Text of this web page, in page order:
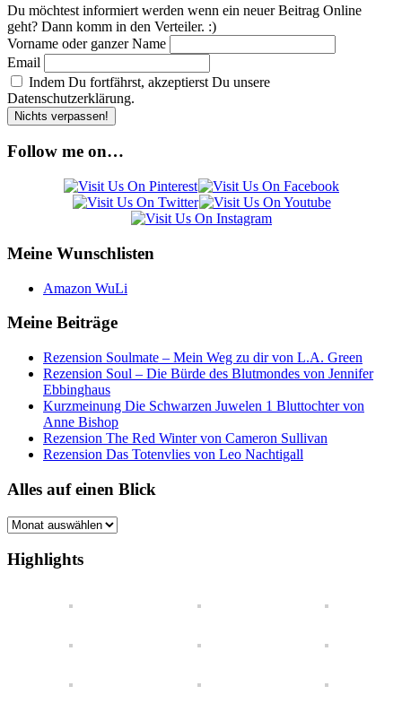
Du möchtest informiert werden wenn ein neuer Beitrag Online
geht? Dann komm in den Verteiler. :)
Vorname oder ganzer Name
Email
Indem Du fortfährst, akzeptierst Du unsere
Datenschutzerklärung.
Follow me on…
Meine Wunschlisten
Amazon WuLi
Meine Beiträge
Rezension Soulmate – Mein Weg zu dir von L.A. Green
Rezension Soul – Die Bürde des Blutmondes von Jennifer
Ebbinghaus
Kurzmeinung Die Schwarzen Juwelen 1 Bluttochter von
Anne Bishop
Rezension The Red Winter von Cameron Sullivan
Rezension Das Totenvlies von Leo Nachtigall
Alles auf einen Blick
Alles
einen
Blick
Highlights